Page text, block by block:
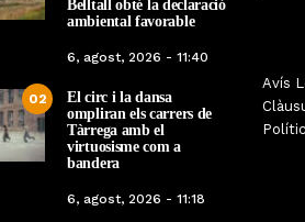
Belltall obté la declaració
ambiental favorable
6, agost, 2026 - 11:40
02
El circ i la dansa
ompliran els carrers de
Tàrrega amb el
virtuosisme com a
bandera
6, agost, 2026 - 11:18
Avís
Fades, Ouineta i The
caps de cartell de la
de Maig de Tàrrega
2026
20, abril, 2026 - 10:07
Les
una
Benet